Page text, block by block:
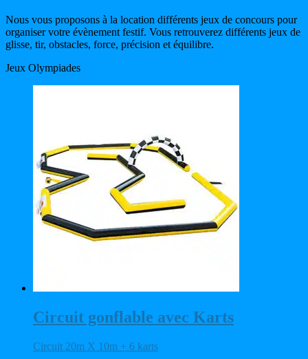
Nous vous proposons à la location différents jeux de concours pour
organiser votre évènement festif. Vous retrouverez différents jeux de
glisse, tir, obstacles, force, précision et équilibre.
Jeux Olympiades
Circuit gonflable avec Karts
Circuit 20m X 10m + 6 karts